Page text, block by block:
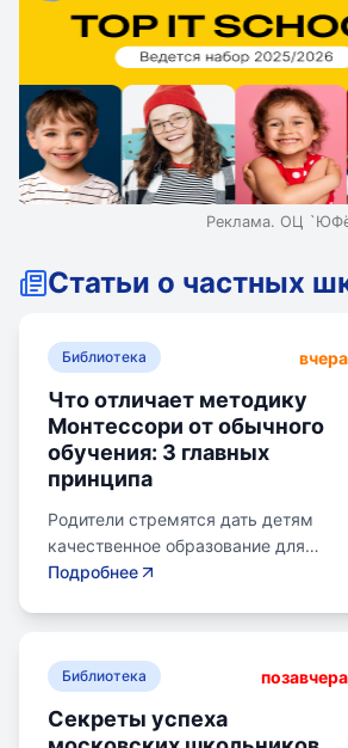
Реклама. ОЦ
Статьи о частных
Библиотека вчера
Что отличает методику
Монтессори от обычного
обучения: 3 главных
принципа
Родители стремятся дать детям
качественное образование для
лучшего будущего. Обучение по
школа предлагает уроки на
эксперименты и творческие
Подробнее
Библиотека позавчера
Секреты успеха